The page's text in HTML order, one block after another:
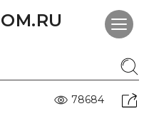
78684